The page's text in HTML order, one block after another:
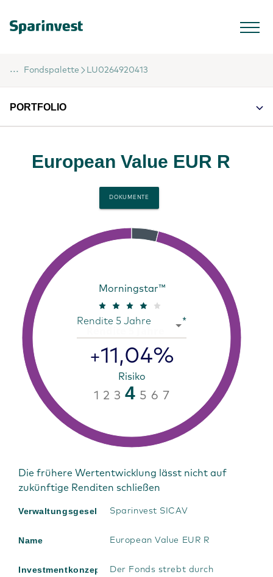
... Fondspalette LU0264920413
PORTFOLIO
European Value EUR R
DOKUMENTE
Morningstar™
Rendite 5 Jahre *
+11,04%
Risiko
1 2 3 4 5 6 7
Die frühere Wertentwicklung lässt nicht auf
zukünftige Renditen schließen
VerwaltungsgesellschaftSparinvest SICAV
Name European Value EUR R
Investmentkonzept
Der Fonds strebt durch